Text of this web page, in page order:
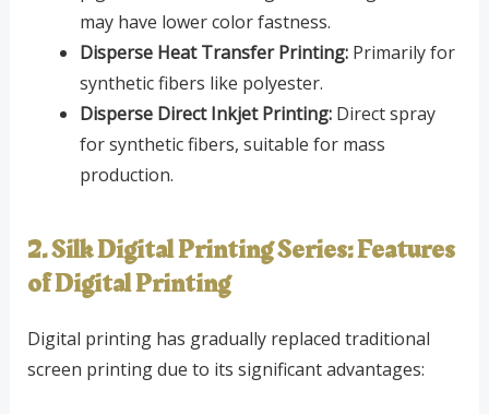
may have lower color fastness.
Disperse Heat Transfer Printing:Primarily for
synthetic fibers like polyester.
Disperse Direct Inkjet Printing:Direct spray
for synthetic fibers, suitable for mass
production.
2. Silk Digital Printing Series: Features
of Digital Printing
Digital printing has gradually replaced traditional
screen printing due to its significant advantages: